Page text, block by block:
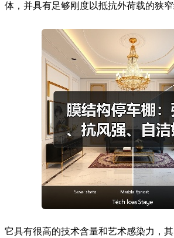
体，并具有足够刚度以抵抗外荷载的狭窄
它具有很高的技术含量和艺术感染力，